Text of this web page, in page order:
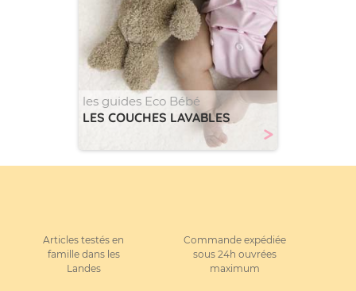
les guides Eco Bébé
LES COUCHES LAVABLES
>
Articles testés en
famille dans les
Landes
Commande expédiée
sous 24h ouvrées
maximum